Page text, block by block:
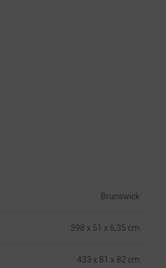
Brunswick
398 x 51 x 6,35 cm
433 x 81 x 82 cm